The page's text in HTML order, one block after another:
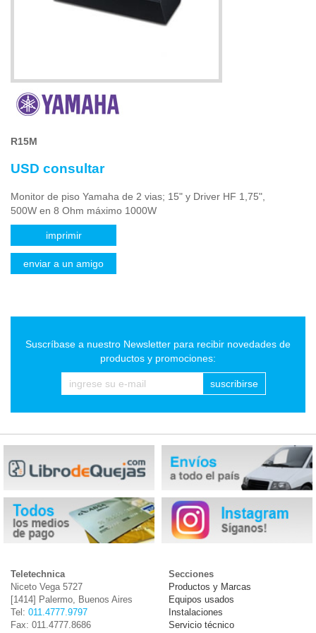
R15M
USD consultar
Monitor de piso Yamaha de 2 vias; 15" y Driver HF 1,75",
500W en 8 Ohm máximo 1000W
imprimir
enviar a un amigo
Suscríbase a nuestro Newsletter para recibir novedades de
productos y promociones:
suscribirse
Teletechnica
Niceto Vega 5727
[1414] Palermo, Buenos Aires
Tel: 011.4777.9797
Fax: 011.4777.8686
Secciones
Productos y Marcas
Equipos usados
Instalaciones
Servicio técnico